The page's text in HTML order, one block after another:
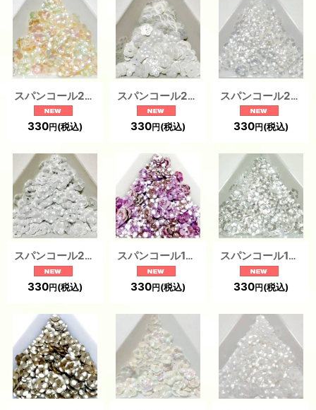
スパンコール2234 プラム6mm イエロー1g
330円 (税込)
スパンコール2232 プラム6mm ホワイト1g
330円 (税込)
スパンコール2230 プラム6mm クリア1g
330円 (税込)
スパンコール2231 プラム6mm ホワイト1g
330円 (税込)
スパンコール1925 プラム6mm ピンク1g
330円 (税込)
スパンコール1924 プラム6mm ホワイト1g
330円 (税込)